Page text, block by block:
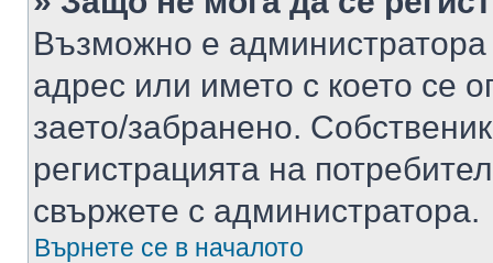
Възможно е
адрес или името с което се
заето/забранено.
регистрацията на
свържете с администратора.
Върнете се в началото